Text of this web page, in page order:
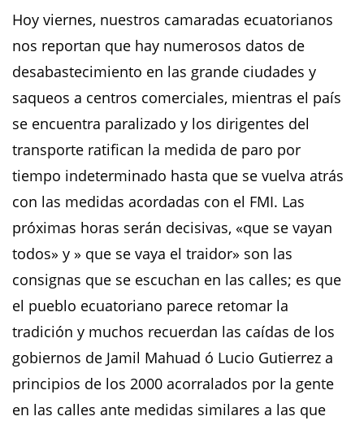
Hoy viernes, nuestros camaradas ecuatorianos
nos reportan que hay numerosos datos de
desabastecimiento en las grande ciudades y
saqueos a centros comerciales, mientras el país
se encuentra paralizado y los dirigentes del
transporte ratifican la medida de paro por
tiempo indeterminado hasta que se vuelva atrás
con las medidas acordadas con el FMI. Las
próximas horas serán decisivas, «que se vayan
todos» y » que se vaya el traidor» son las
consignas que se escuchan en las calles; es que
el pueblo ecuatoriano parece retomar la
tradición y muchos recuerdan las caídas de los
gobiernos de Jamil Mahuad ó Lucio Gutierrez a
principios de los 2000 acorralados por la gente
en las calles ante medidas similares a las que